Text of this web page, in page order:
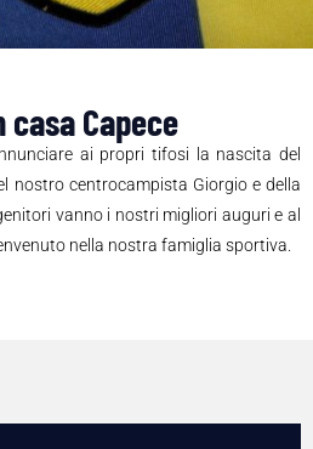
Capece
ai propri tifosi la nascita del
nostro centrocampista Giorgio e della
vanno i nostri migliori auguri e al
nella nostra famiglia sportiva.